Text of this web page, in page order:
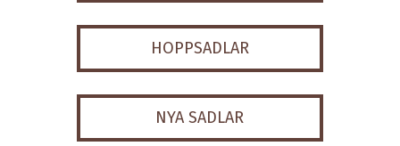
HOPPSADLAR
NYA SADLAR